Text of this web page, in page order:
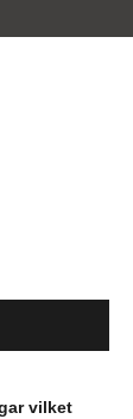
vilket